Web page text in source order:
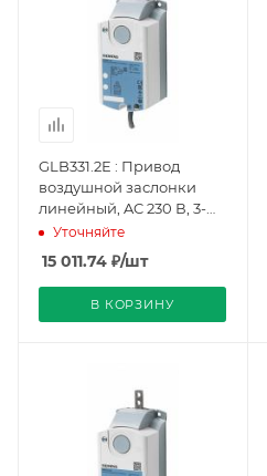
GLB331.2E : Привод
воздушной заслонки
линейный, AC 230 В, 3-
точечный, 250 Н, 150 с
(BPZ:GLB331.2E), Siemens
Уточняйте
15 011.74 ₽/шт
В КОРЗИНУ